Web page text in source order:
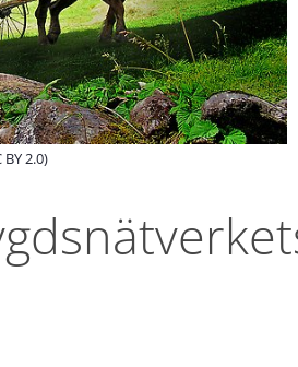
2.0)